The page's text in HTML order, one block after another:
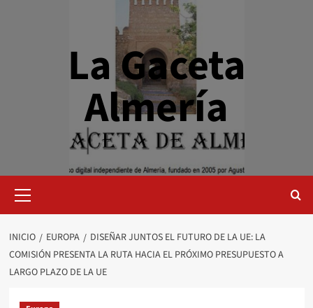
La Gaceta
Almería
primario
INICIO EUROPA
DISEÑAR JUNTOS EL FUTURO DE LA UE: LA
COMISIÓN PRESENTA LA RUTA HACIA EL PRÓXIMO PRESUPUESTO A
LARGO PLAZO DE LA UE